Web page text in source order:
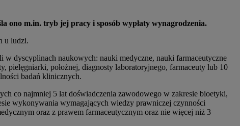
ono m.in. tryb jej pracy i sposób wypłaty wynagrodzenia.
u ludzi.
dyscyplinach naukowych: nauki medyczne, nauki farmaceutyczne
pielęgniarki, położnej, diagnosty laboratoryjnego, farmaceuty lub 10
badań klinicznych.
co najmniej 5 lat doświadczenia zawodowego w zakresie bioetyki,
wykonywania wymagających wiedzy prawniczej czynności
oraz z prawem farmaceutycznym oraz nie więcej niż 3